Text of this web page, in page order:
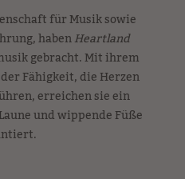
für Musik sowie
habenHeartland
gebracht. Mit ihrem
Fähigkeit, die Herzen
erreichen sie ein
und wippende Füße